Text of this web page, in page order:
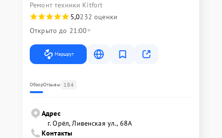
Ремонт техники Kitfort
5,0232 оценки
Открыто до 21:00
Маршрут
ОбзорОтзывы 184
Адрес
г. Орёл, Ливенская ул., 68А
Контакты